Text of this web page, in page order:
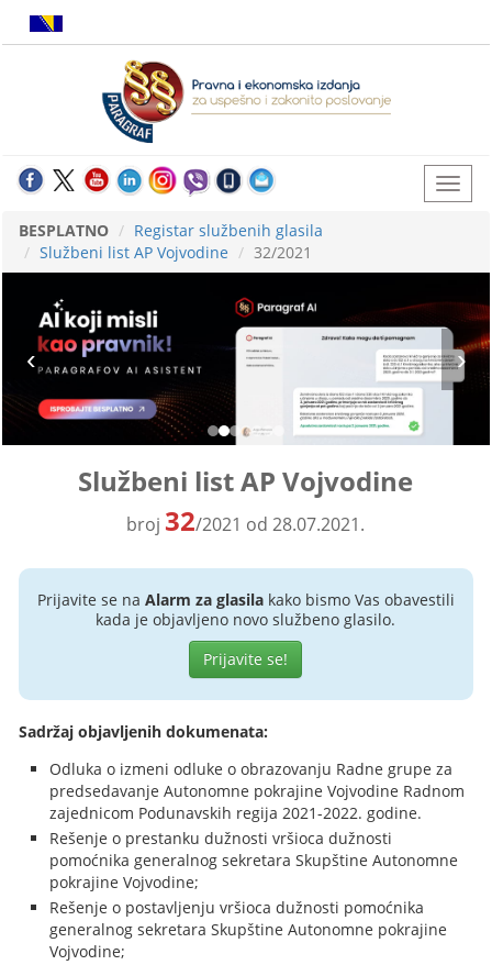
BESPLATNO
Registar službenih glasila
Službeni list AP Vojvodine
32/2021
Službeni list AP Vojvodine
broj 32/2021 od 28.07.2021.
Prijavite se na Alarm za glasilakako bismo Vas obavestili
kada je objavljeno novo službeno glasilo.
Prijavite se!
Sadržaj objavljenih dokumenata:
Odluka o izmeni odluke o obrazovanju Radne grupe za
predsedavanje Autonomne pokrajine Vojvodine Radnom
zajednicom Podunavskih regija 2021-2022. godine.
Rešenje o prestanku dužnosti vršioca dužnosti
pomoćnika generalnog sekretara Skupštine Autonomne
pokrajine Vojvodine;
Rešenje o postavljenju vršioca dužnosti pomoćnika
generalnog sekretara Skupštine Autonomne pokrajine
Vojvodine;